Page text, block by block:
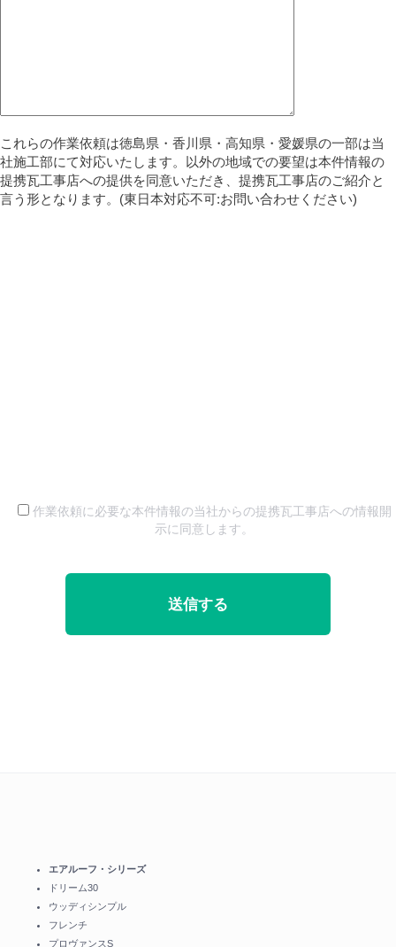
これらの作業依頼は徳島県・香川県・高知県・愛媛県の一部は当
社施工部にて対応いたします。以外の地域での要望は本件情報の
提携瓦工事店への提供を同意いただき、提携瓦工事店のご紹介と
言う形となります。(東日本対応不可:お問い合わせください)
作業依頼に必要な本件情報の当社からの提携瓦工事店への情報開
示に同意します。
エアルーフ・シリーズ
ドリーム30
ウッディシンプル
フレンチ
プロヴァンスS